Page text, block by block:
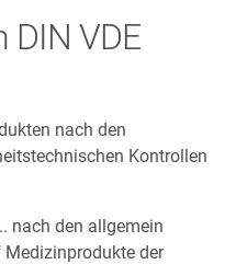
DIN VDE
nach den
Kontrollen
nach den allgemein
Medizinprodukte der